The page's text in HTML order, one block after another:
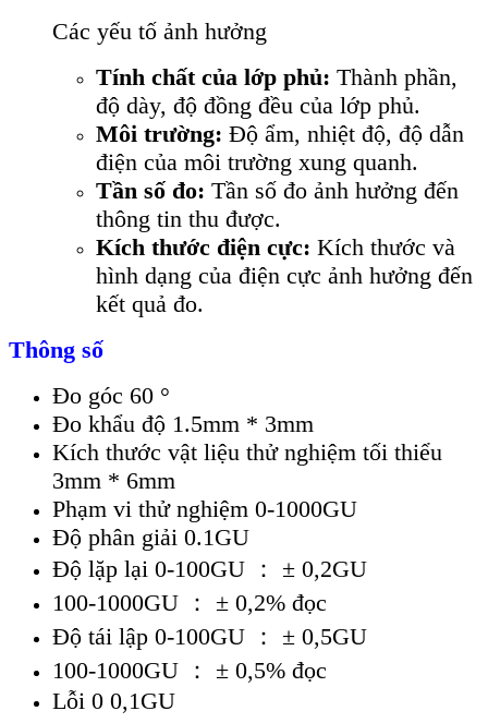
Các yếu tố ảnh hưởng
Tính chất của lớp phủ: Thành phần,
độ dày, độ đồng đều của lớp phủ.
Môi trường: Độ ẩm, nhiệt độ, độ dẫn
điện của môi trường xung quanh.
Tần số đo: Tần số đo ảnh hưởng đến
thông tin thu được.
Kích thước điện cực: Kích thước và
hình dạng của điện cực ảnh hưởng đến
kết quả đo.
Thông số
Đo góc 60 °
Đo khẩu độ 1.5mm * 3mm
Kích thước vật liệu thử nghiệm tối thiểu
3mm * 6mm
Phạm vi thử nghiệm 0-1000GU
Độ phân giải 0.1GU
Độ lặp lại 0-100GU ： ± 0,2GU
100-1000GU ： ± 0,2% đọc
Độ tái lập 0-100GU ： ± 0,5GU
100-1000GU ： ± 0,5% đọc
Lỗi 0 0,1GU